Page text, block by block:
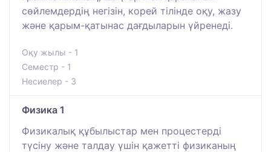
сөйлемдердің негізін, корей тілінде оқу, жазу
және қарым-қатынас дағдыларын үйренеді.
Оқу жылы - 1
Семестр - 1
Несиелер - 3
Физика 1
Физикалық құбылыстар мен процестерді
түсіну және талдау үшін қажетті физиканың